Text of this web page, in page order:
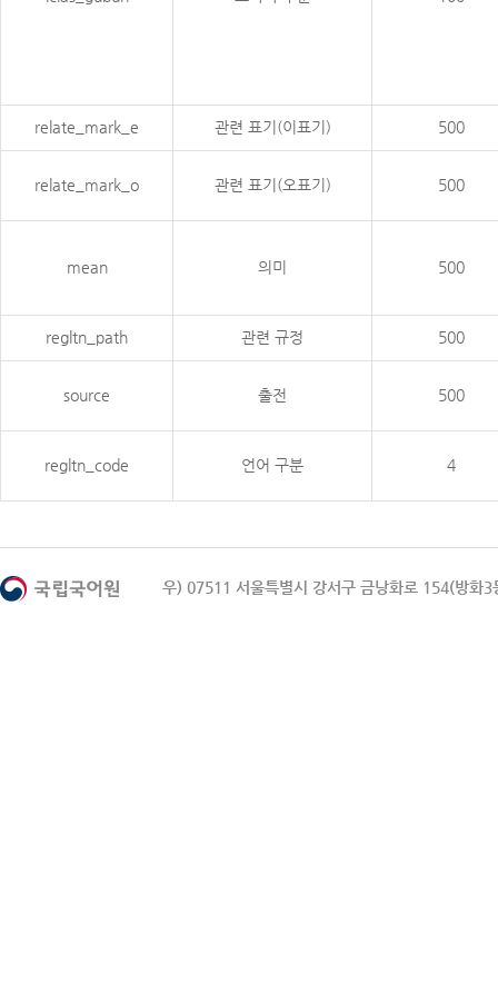
relate_mark_e 관련 표기(이표기) 500
relate_mark_o 관련 표기(오표기) 500
mean 의미 500
regltn_path 관련 규정 500
source 출전 500
regltn_code 언어 구분 4
우) 07511 서울특별시 강서구 금낭화로 154(방화3